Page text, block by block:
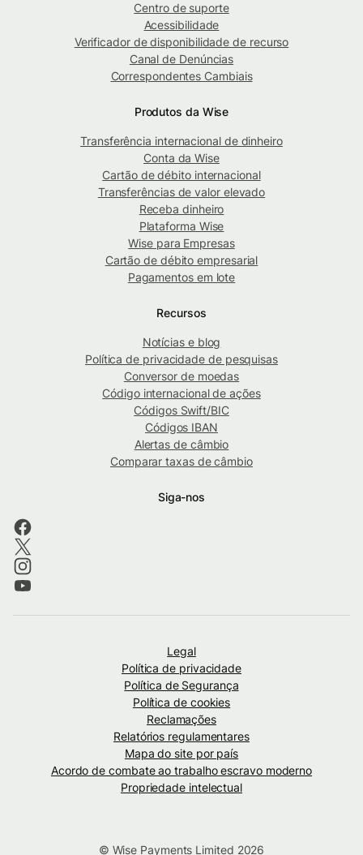
Centro de suporte
Acessibilidade
Verificador de disponibilidade de recurso
Canal de Denúncias
Correspondentes Cambiais
Produtos da Wise
Transferência internacional de dinheiro
Conta da Wise
Cartão de débito internacional
Transferências de valor elevado
Receba dinheiro
Plataforma Wise
Wise para Empresas
Cartão de débito empresarial
Pagamentos em lote
Recursos
Notícias e blog
Política de privacidade de pesquisas
Conversor de moedas
Código internacional de ações
Códigos Swift/BIC
Códigos IBAN
Alertas de câmbio
Comparar taxas de câmbio
Siga-nos
Legal
Política de privacidade
Política de Segurança
Política de cookies
Reclamações
Relatórios regulamentares
Mapa do site por país
Acordo de combate ao trabalho escravo moderno
Propriedade intelectual
© Wise Payments Limited 2026